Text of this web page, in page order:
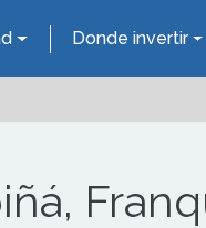
Donde invertir